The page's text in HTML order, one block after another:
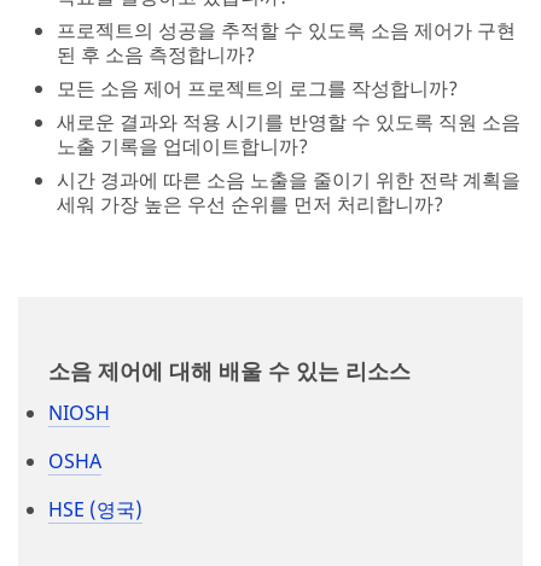
OSHA
HSE (영국)
중요 사항:이 정보는 현재 선택된 국가의 요구사항을 기반
으로 합니다. 다른 국가 또는 지역의 요구사항은 다를 수 있
습니다. 사용 설명서를 항상 참조하고 현지 법률과 규정을
준수하십시오. 본 웹사이트의 내용은 일반 정보의 개요이므
로 이를 기반으로 구체적인 결정을 내리면 안됩니다. 이 정